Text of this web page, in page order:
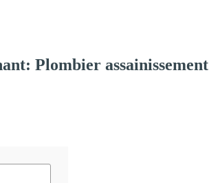
Plombier assainissement